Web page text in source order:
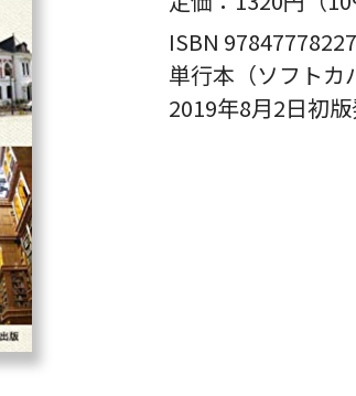
ISBN
単行本（ソフト
2019年8月2日初